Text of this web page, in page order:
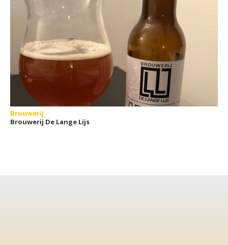
Brouwerij
Brouwerij De Lange Lijs